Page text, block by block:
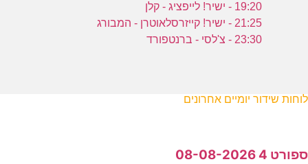
19:20 - ישיר! לייפציג - קלן
21:25 - ישיר! קייזרסלאוטרן - המבורג
23:30 - צ'לסי - ברנטפורד
לוחות שידור יומיים אחרונים
ספורט 4 08-08-2026